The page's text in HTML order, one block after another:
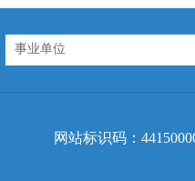
事业单位
网站标识码：